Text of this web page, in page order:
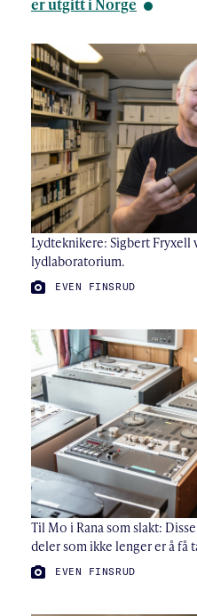
Lydteknikere: Sigbert
lydlaboratorium.
FOTO:
EVEN FINSRUD
Til Mo i Rana som slakt:
deler som ikke lenger er å få
FOTO:
EVEN FINSRUD